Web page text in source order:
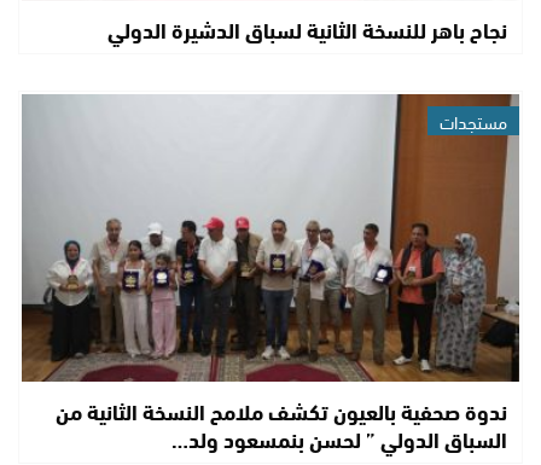
نجاح باهر للنسخة الثانية لسباق الدشيرة الدولي
مستجدات
ندوة صحفية بالعيون تكشف ملامح النسخة الثانية من
السباق الدولي ” لحسن بنمسعود ولد…